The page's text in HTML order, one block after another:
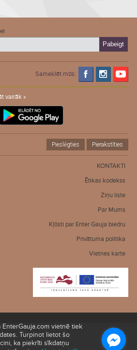
Sameklēt mūs:
vairāk »
Pieslēgties Pierakstīties
KONTAKTI
Ētikas kodekss
Ziņu liste
Par Mums
Kļūsti par Enter Gauja biedru
Privātuma politika
Vietnes karte
EnterGauja.com vietnē tiek
Turpinot lietot šo
ka piekrīti sīkdatņu